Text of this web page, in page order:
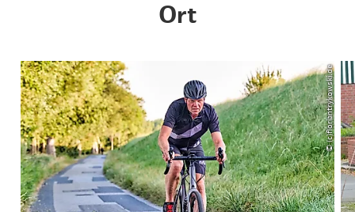
Ort
© (c)floriantrykowski.de